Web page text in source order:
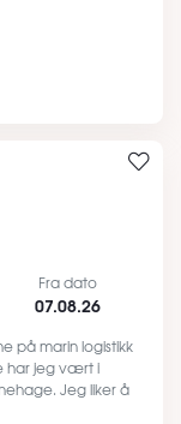
Fra dato
07.08.26
på marin logistikk
har jeg vært i
Jeg liker å